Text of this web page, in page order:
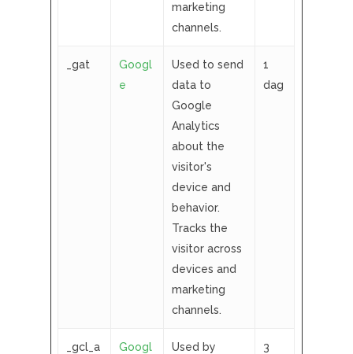
marketing
channels.
_gat
Googl
e
Used to send
data to
Google
Analytics
about the
visitor's
device and
behavior.
Tracks the
visitor across
devices and
marketing
channels.
1
dag
_gcl_a
Googl
Used by
3